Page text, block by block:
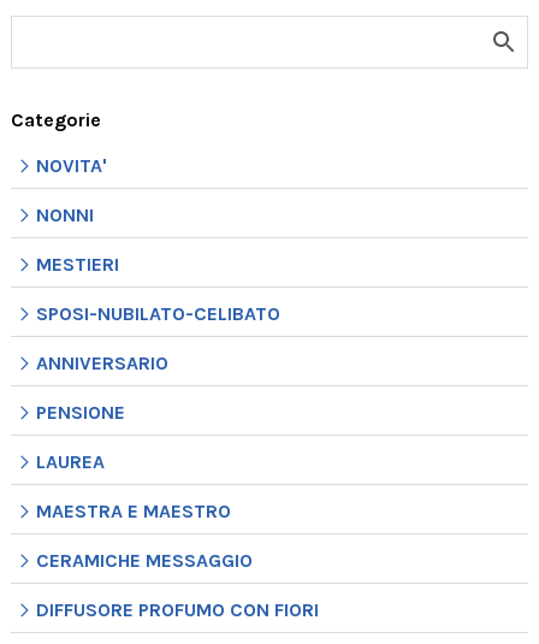
Categorie
NOVITA'
NONNI
MESTIERI
SPOSI-NUBILATO-CELIBATO
ANNIVERSARIO
PENSIONE
LAUREA
MAESTRA E MAESTRO
CERAMICHE MESSAGGIO
DIFFUSORE PROFUMO CON FIORI